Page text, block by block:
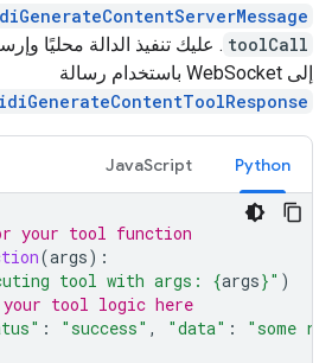
toolCall . عليك تنفيذ الدالة محليًا
إلى WebSocket باستخدام رسالة
Python
JavaScript
your tool function
(args):
tool with args: {args}" )
your tool logic here
: "success" , "data" : "some